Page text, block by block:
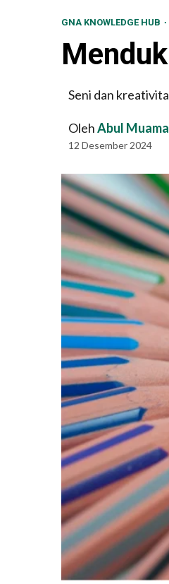
GNA KNOWLEDGE HUB
Seni dan
OlehAbul
12 Desember 2024